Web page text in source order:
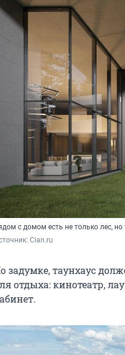
с домом есть не только лес, но
Cian.ru
задумке, таунхаус
отдыха: кинотеатр,